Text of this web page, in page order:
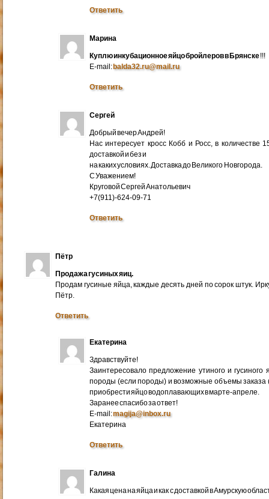
Ответить
Марина
Куплю инкубационное яйцо бройлеров в Брянске!!!
E-mail:balda32.ru@mail.ru
Ответить
Сергей
Добрый вечер Андрей!
Нас интересует кросс Кобб и Росс, в количестве
доставкой и без и
на каких условиях. Доставка до Великого Новгорода.
С Уважением!
Круговой Сергей Анатольевич
+7(911)-624-09-71
Ответить
Пётр
Продажа гусиных яиц.
Продам гусиные яйца, каждые десять дней по сорок штук.
Пётр.
Ответить
Екатерина
Здравствуйте!
Заинтересовало предложение утиного и
породы (если породы) и возможные объемы заказа
приобрести яйцо водоплавающих в марте-апреле.
Заранее спасибо за ответ!
E-mail:magija@inbox.ru
Екатерина
Ответить
Галина
Какая цена на яйца и как с доставкой в Амурскую